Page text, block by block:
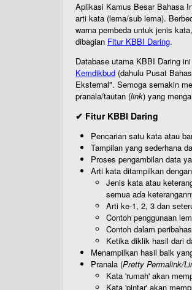
Aplikasi Kamus Besar Bahasa
arti kata (lema/sub lema).
warna pembeda untuk jenis
dibagian Fitur KBBI Daring.
Database utama KBBI Daring
Kemdikbud (dahulu Pusat
Eksternal". Semoga semakin
pranala/tautan (link) yang
✔ Fitur KBBI Daring
Pencarian satu kata atau
Tampilan yang sederhana
Proses pengambilan data
Arti kata ditampilkan
Jenis kata atau
semua ada
Arti ke-1, 2, 3 dan
Contoh penggunaan
Contoh dalam
Ketika diklik hasil dari
Menampilkan hasil baik
Pranala (Pretty Permalink/
Kata 'rumah' akan
Kata 'pintar' akan